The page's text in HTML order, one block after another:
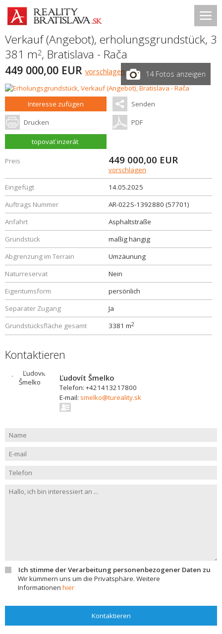
Verkauf (Angebot), erholungsgrundstück, 3
381 m2, Bratislava - Rača
449 000,00 EUR vorschlagen 14 Fotos anzeigen
Interesse zufügen Senden
Drucken PDF
topovať inzerát
Preis 449 000,00 EUR
vorschlagen
Eingefügt
14.05.2025
Auftrags Nummer
AR-022S-1392880 (57701)
Anfahrt
Asphaltstraße
Grundstück
maßig hängig
Abgrenzung im Terrain
Umzäunung
Naturreservat
Nein
Eigentumsform
persönlich
Separater Zugang
Ja
Grundstücksfläche gesamt
3381 m2
Kontaktieren
Ľudovít Šmelko
Telefon: +421413217800
E-mail: smelko@tureality.sk
Ich stimme der Verarbeitung personenbezogener Daten zu
Wir kümmern uns um die Privatsphäre. Weitere
Informationen hier
Kontaktieren